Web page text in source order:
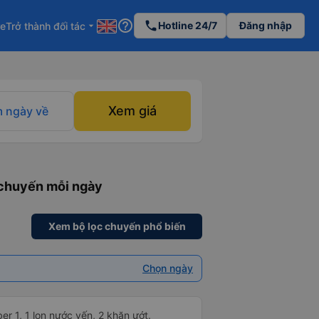
Trở thành đối tác arrow_drop_down help_outline phoneHotline 24/7 Đăng nhập
ngày về Xem giá
mỗi ngày
Xem bộ lọc chuyến phổ biến
Chọn ngày
1, 1 lon nước yến, 2 khăn ướt.